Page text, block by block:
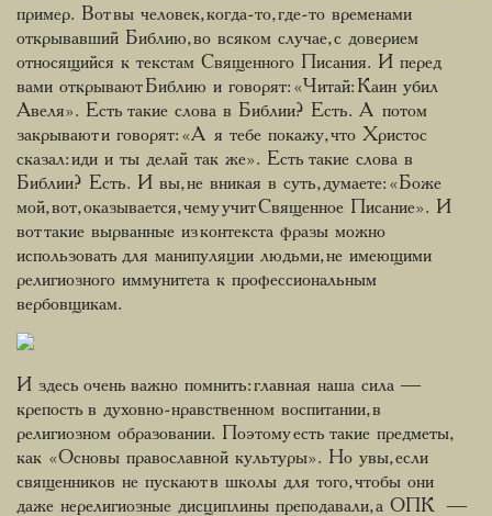
пример. Вот вы человек, когда-то, где-то временами
открывавший Библию, во всяком случае, с доверием
относящийся к текстам Священного Писания. И перед
вами открывают Библию и говорят: «Читай: Каин убил
Авеля». Есть такие слова в Библии? Есть. А потом
закрывают и говорят: «А я тебе покажу, что Христос
сказал: иди и ты делай так же». Есть такие слова в
Библии? Есть. И вы, не вникая в суть, думаете: «Боже
мой, вот, оказывается, чему учит Священное Писание». И
вот такие вырванные из контекста фразы можно
использовать для манипуляции людьми, не имеющими
религиозного иммунитета к профессиональным
вербовщикам.
И здесь очень важно помнить: главная наша сила ―
крепость в духовно-нравственном воспитании, в
религиозном образовании. Поэтому есть такие предметы,
как «Основы православной культуры». Но увы, если
священников не пускают в школы для того, чтобы они
даже нерелигиозные дисциплины преподавали, а ОПК ―